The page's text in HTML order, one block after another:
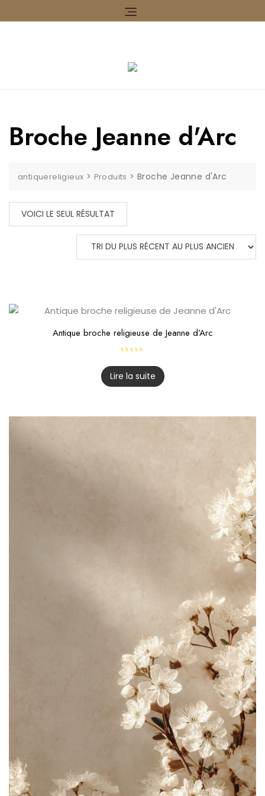
to
Broche Jeanne d'Arc
antiquereligieux > Produits >Broche Jeanne d'Arc
VOICI LE SEUL RÉSULTAT
Antique broche religieuse de Jeanne d’Arc
o
t
e
0
5
Lire la suite